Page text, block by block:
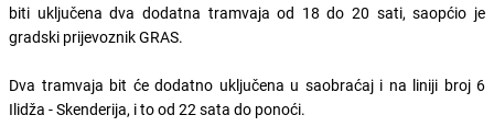
biti uključena dva dodatna tramvaja od 18 do 20 sati, saopćio je
gradski prijevoznik GRAS.
Dva tramvaja bit će dodatno uključena u saobraćaj i na liniji broj 6
Ilidža - Skenderija, i to od 22 sata do ponoći.